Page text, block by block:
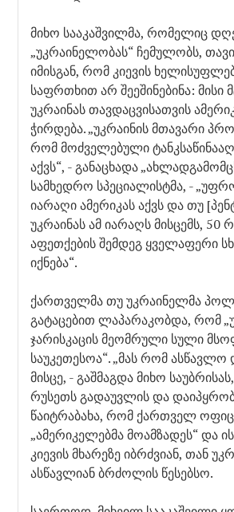
მიხო სააკაშვილმა, რომელიც
„უკრაინელობას“ ჩემულობს,
იმისგან, რომ კიევის
საფრთხით არ შეეშინებინა: მისი
უკრაინას თავდაცვისათვის
ჭირდება. „უკრაინის მთავარი
რომ მოძველებული
აქვს“, - განაცხადა
სამხედრო სპეციალისტმა, -
იარაღი ამერიკას აქვს და თუ
უკრაინას ამ იარაღს მისცემს, 50
აფეთქების შემდეგ ყველაფერი
იქნება“.
ქართველმა თუ უკრაინელმა
გატაცებით ლაპარაკობდა, რომ
ჯარისკაცის მეომრული სული
საუკეთესოა“. „მას რომ
მისცე, - გაშმაგდა მიხო
რუსეთს გადაუვლის და
წაიტრაბახა, რომ ქართველ
„ამერიკელებმა მოამზადეს“ და
კიევის მხარეზე იბრძვიან, თან
ასწავლიან ბრძოლის წესებსო.